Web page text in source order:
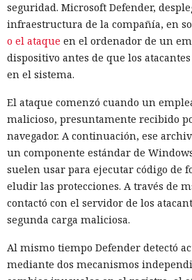
seguridad. Microsoft Defender,
infraestructura de la compañía, en
o el ataque en el ordenador de un
dispositivo antes de que los
en el sistema.
El ataque comenzó cuando un
malicioso, presuntamente recibido
navegador. A continuación, ese
un componente estándar de
suelen usar para ejecutar código de
eludir las protecciones. A través de
contactó con el servidor de los
segunda carga maliciosa.
Al mismo tiempo Defender detectó
mediante dos mecanismos